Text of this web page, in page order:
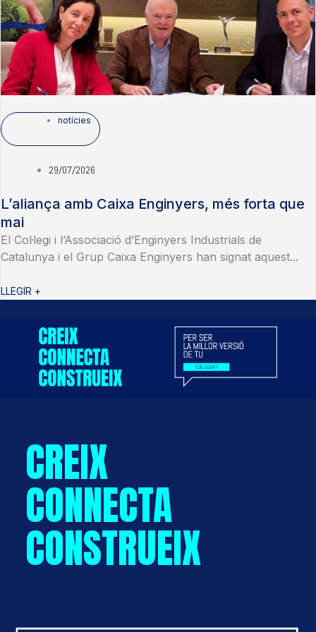
notícies
29/07/2026
L’aliança amb Caixa Enginyers, més forta que
mai
El Col·legi i l’Associació d’Enginyers Industrials de
Catalunya i el Grup Caixa Enginyers han signat aquest...
LLEGIR +
CREIX
CONNECTA
CONSTRUEIX